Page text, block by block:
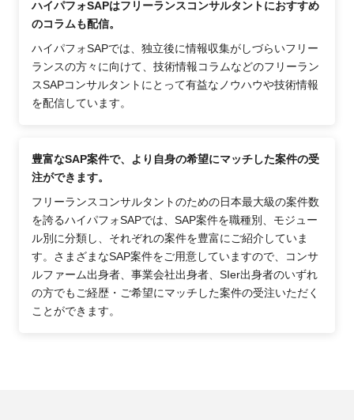
ハイパフォSAPはフリーランスコンサルタントにおすすめ
のコラムも配信。
ハイパフォSAPでは、独立後に情報収集がしづらいフリー
ランスの方々に向けて、技術情報コラムなどのフリーラン
スSAPコンサルタントにとって有益なノウハウや技術情報
を配信しています。
豊富なSAP案件で、より自身の希望にマッチした案件の受
注ができます。
フリーランスコンサルタントのための日本最大級の案件数
を誇るハイパフォSAPでは、SAP案件を職種別、モジュー
ル別に分類し、それぞれの案件を豊富にご紹介していま
す。さまざまなSAP案件をご用意していますので、コンサ
ルファーム出身者、事業会社出身者、SIer出身者のいずれ
の方でもご経歴・ご希望にマッチした案件の受注いただく
ことができます。